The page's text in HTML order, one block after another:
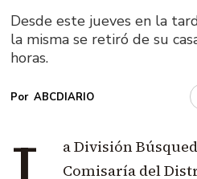
Desde este jueves en la
la misma se retiró de su
horas.
ABCDIARIO
a División
Comisaría del